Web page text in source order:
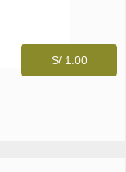
S/ 1.00